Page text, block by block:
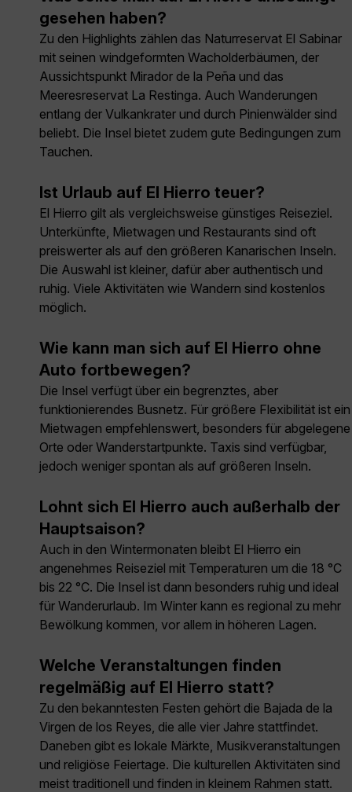
gesehen haben?
Zu den Highlights zählen das Naturreservat El Sabinar
mit seinen windgeformten Wacholderbäumen, der
Aussichtspunkt Mirador de la Peña und das
Meeresreservat La Restinga. Auch Wanderungen
entlang der Vulkankrater und durch Pinienwälder sind
beliebt. Die Insel bietet zudem gute Bedingungen zum
Tauchen.
Ist Urlaub auf El Hierro teuer?
El Hierro gilt als vergleichsweise günstiges Reiseziel.
Unterkünfte, Mietwagen und Restaurants sind oft
preiswerter als auf den größeren Kanarischen Inseln.
Die Auswahl ist kleiner, dafür aber authentisch und
ruhig. Viele Aktivitäten wie Wandern sind kostenlos
möglich.
Wie kann man sich auf El Hierro ohne
Auto fortbewegen?
Die Insel verfügt über ein begrenztes, aber
funktionierendes Busnetz. Für größere Flexibilität ist ein
Mietwagen empfehlenswert, besonders für abgelegene
Orte oder Wanderstartpunkte. Taxis sind verfügbar,
jedoch weniger spontan als auf größeren Inseln.
Lohnt sich El Hierro auch außerhalb der
Hauptsaison?
Auch in den Wintermonaten bleibt El Hierro ein
angenehmes Reiseziel mit Temperaturen um die 18 °C
bis 22 °C. Die Insel ist dann besonders ruhig und ideal
für Wanderurlaub. Im Winter kann es regional zu mehr
Bewölkung kommen, vor allem in höheren Lagen.
Welche Veranstaltungen finden
regelmäßig auf El Hierro statt?
Zu den bekanntesten Festen gehört die Bajada de la
Virgen de los Reyes, die alle vier Jahre stattfindet.
Daneben gibt es lokale Märkte, Musikveranstaltungen
und religiöse Feiertage. Die kulturellen Aktivitäten sind
meist traditionell und finden in kleinem Rahmen statt.